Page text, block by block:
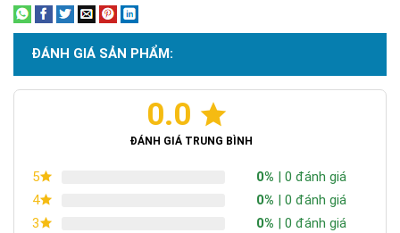
ĐÁNH GIÁ SẢN PHẨM:
0.0
ĐÁNH GIÁ TRUNG BÌNH
5 0% | 0 đánh giá
4
0% | 0 đánh giá
3
0% | 0 đánh giá